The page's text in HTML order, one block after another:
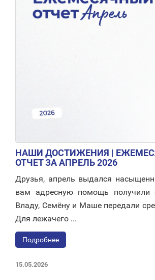
НАШИ ДОСТИЖЕНИЯ |
ОТЧЕТ ЗА АПРЕЛЬ 2026
Друзья, апрель выдался
вам адресную помощь получили
Владу, Семёну и Маше передали
Для лежачего ...
Подробнее
15.05.2026